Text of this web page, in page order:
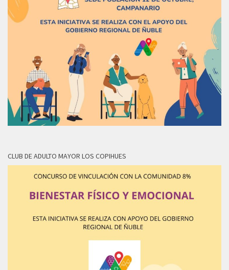
CLUB DE ADULTO MAYOR LOS COPIHUES